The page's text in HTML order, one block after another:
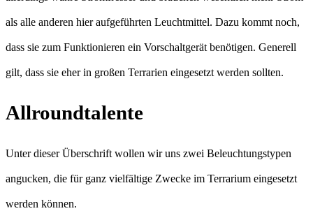
als alle anderen hier aufgeführten Leuchtmittel. Dazu kommt noch,
dass sie zum Funktionieren ein Vorschaltgerät benötigen. Generell
gilt, dass sie eher in großen Terrarien eingesetzt werden sollten.
Allroundtalente
Unter dieser Überschrift wollen wir uns zwei Beleuchtungstypen
angucken, die für ganz vielfältige Zwecke im Terrarium eingesetzt
werden können.